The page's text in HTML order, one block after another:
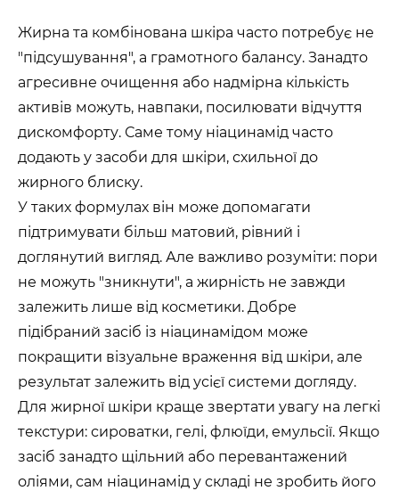
Жирна та комбінована шкіра часто потребує не
"підсушування", а грамотного балансу. Занадто
агресивне очищення або надмірна кількість
активів можуть, навпаки, посилювати відчуття
дискомфорту. Саме тому ніацинамід часто
додають у засоби для шкіри, схильної до
жирного блиску.
У таких формулах він може допомагати
підтримувати більш матовий, рівний і
доглянутий вигляд. Але важливо розуміти: пори
не можуть "зникнути", а жирність не завжди
залежить лише від косметики. Добре
підібраний засіб із ніацинамідом може
покращити візуальне враження від шкіри, але
результат залежить від усієї системи догляду.
Для жирної шкіри краще звертати увагу на легкі
текстури: сироватки, гелі, флюїди, емульсії. Якщо
засіб занадто щільний або перевантажений
оліями, сам ніацинамід у складі не зробить його